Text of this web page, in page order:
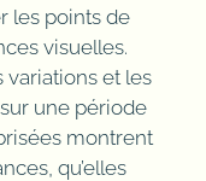
les points de
visuelles.
variations et les
une période
montrent
qu’elles